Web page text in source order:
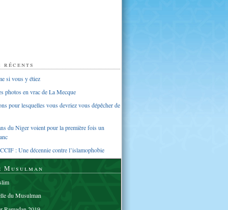
si vous y étiez
photos en vrac de La Mecque
pour lesquelles vous devriez vous dépêcher de
du Niger voient pour la première fois un
: Une décennie contre l’islamophobie
Musulman
du Musulman